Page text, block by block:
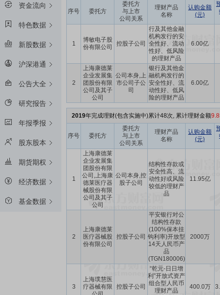
资金流向
特色数据
新股数据
沪深港通
公告大全
研究报告
年报季报
股东股本
期货期权
经济数据
基金数据
序号 委托方
委托方
与上市
公司关系
理财产品
名称
认购金额
(元)
1
博敏电子股
份有限公司
控股子公司
行及其他金融
机构发行的安
全性好、流动
性好、低风险
的理财产品
6.00亿
2
上海康德莱
企业发展集
团股份有限
公司及其子
公司
公司本身,上
市公司子公
司
银行及其他金
融机构发行的
安全性好、流
动性好、低风
险的理财产品
6.00亿
2019年完成理财(包含实施中)累计48次, 累计理财金额
序号 委托方
委托方
与上市
公司关系
理财产品
名称
认购金额
(元)
1
上海康德莱
企业发展集
团股份有限
公司,上海康
德莱医疗器
械股份有限
公司及其子
公司
公司本身,控
股子公司
结构性存款或
安全性高、流
动性好或风险
较低的理财产
品
11.95亿
2
上海康德莱
医疗器械股
份有限公司
控股子公司
平安银行对公
结构性存款
(100%保本挂
钩利率)开放型
14天人民币产
品
(TGN180006)
2000万
3
上海璞慧医
疗器械有限
控股子公司
“乾元-日日增
利”开放式资产
组合型人民币
理财产品
400.0万